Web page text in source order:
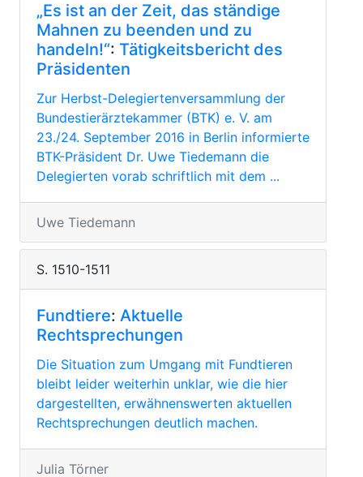
„Es ist an der Zeit, das ständige
Mahnen zu beenden und zu
handeln!“: Tätigkeitsbericht des
Präsidenten
Zur Herbst-Delegiertenversammlung der
Bundestierärztekammer (BTK) e. V. am
23./24. September 2016 in Berlin informierte
BTK-Präsident Dr. Uwe Tiedemann die
Delegierten vorab schriftlich mit dem ...
Uwe Tiedemann
S. 1510-1511
Fundtiere: Aktuelle
Rechtsprechungen
Die Situation zum Umgang mit Fundtieren
bleibt leider weiterhin unklar, wie die hier
dargestellten, erwähnenswerten aktuellen
Rechtsprechungen deutlich machen.
Julia Törner